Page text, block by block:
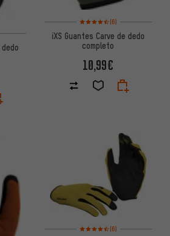
4,5 de 5 basada en 6 reseñas
Valoración media: 4,5 de 5
(6)
iXS Guantes Carve de dedo
completo
10,99€
Valoración media: 4,5 de 5
(6)